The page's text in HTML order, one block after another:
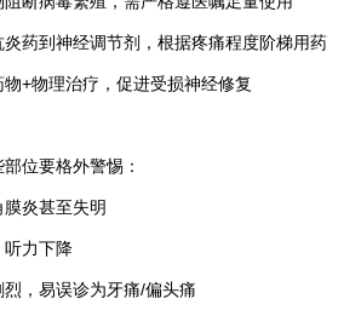
到神经调节剂，根据疼痛程度阶梯用药
物理治疗，促进受损神经修复
位要格外警惕：
炎甚至失明
力下降
，易误诊为牙痛/偏头痛